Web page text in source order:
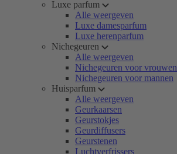
Luxe parfum
Alle weergeven
Luxe damesparfum
Luxe herenparfum
Nichegeuren
Alle weergeven
Nichegeuren voor vrouwen
Nichegeuren voor mannen
Huisparfum
Alle weergeven
Geurkaarsen
Geurstokjes
Geurdiffusers
Geurstenen
Luchtverfrissers